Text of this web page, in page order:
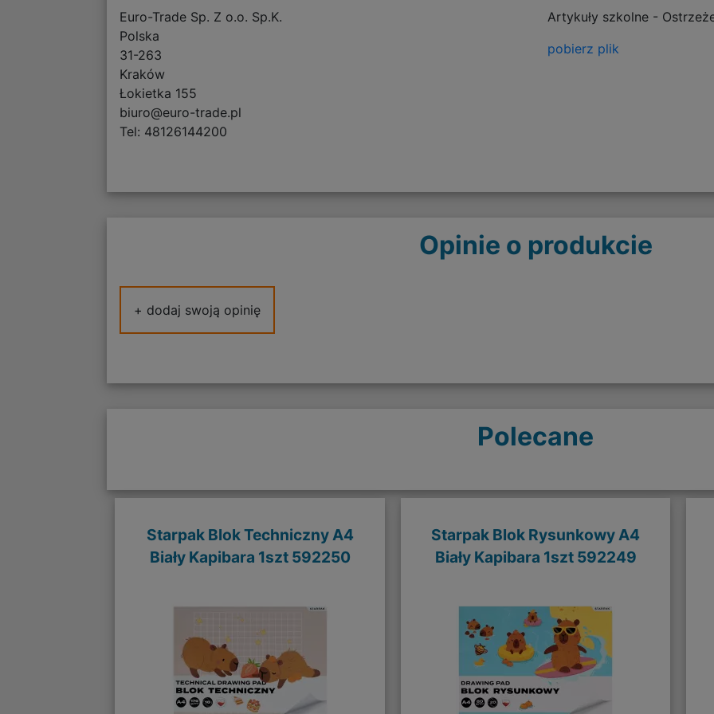
Euro-Trade Sp. Z o.o. Sp.K.
Polska
31-263
Kraków
Łokietka 155
biuro@euro-trade.pl
Tel: 48126144200
Artykuły szkolne -
pobierz plik
Opinie o produkcie
+ dodaj swoją opinię
Polecane
Starpak Blok Techniczny A4
Biały Kapibara 1szt 592250
Starpak Blok Rysunkowy A4
Biały Kapibara 1szt 592249